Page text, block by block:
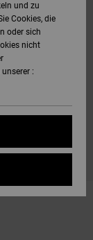
und zu
Cookies, die
oder sich
nicht
: